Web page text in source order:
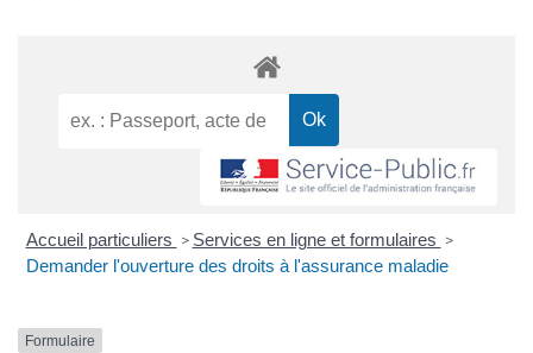
Accueil particuliers > Services en ligne et formulaires >
Demander l'ouverture des droits à l'assurance maladie
Formulaire